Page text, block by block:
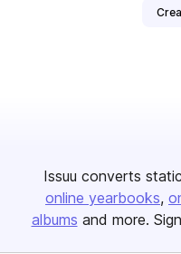
Issuu converts
online yearbooks
albums and more.